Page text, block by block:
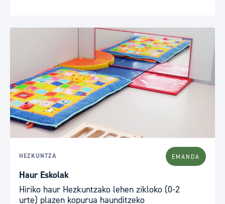
HEZKUNTZA EMANDA
Haur Eskolak
Hiriko haur Hezkuntzako lehen zikloko (0-2
urte) plazen kopurua haunditzeko